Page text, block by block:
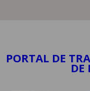
PORTAL DE
DE